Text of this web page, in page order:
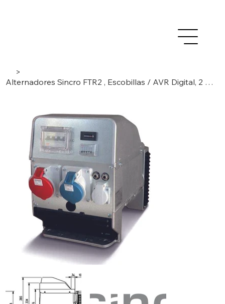
>
Alternadores Sincro FTR2 , Escobillas / AVR Digital, 2 polos/3 fases